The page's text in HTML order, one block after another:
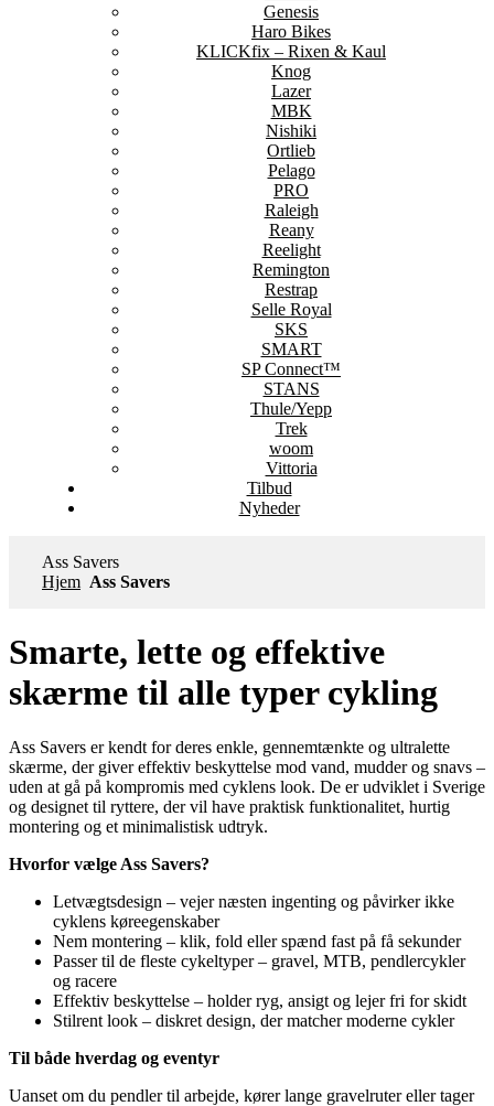
Genesis
Haro Bikes
KLICKfix – Rixen & Kaul
Knog
Lazer
MBK
Nishiki
Ortlieb
Pelago
PRO
Raleigh
Reany
Reelight
Remington
Restrap
Selle Royal
SKS
SMART
SP Connect™
STANS
Thule/Yepp
Trek
woom
Vittoria
Tilbud
Nyheder
Ass Savers
Hjem Ass Savers
Smarte, lette og effektive
skærme til alle typer cykling
Ass Savers er kendt for deres enkle, gennemtænkte og ultralette
skærme, der giver effektiv beskyttelse mod vand, mudder og snavs –
uden at gå på kompromis med cyklens look. De er udviklet i Sverige
og designet til ryttere, der vil have praktisk funktionalitet, hurtig
montering og et minimalistisk udtryk.
Hvorfor vælge Ass Savers?
Letvægtsdesign – vejer næsten ingenting og påvirker ikke
cyklens køreegenskaber
Nem montering – klik, fold eller spænd fast på få sekunder
Passer til de fleste cykeltyper – gravel, MTB, pendlercykler
og racere
Effektiv beskyttelse – holder ryg, ansigt og lejer fri for skidt
Stilrent look – diskret design, der matcher moderne cykler
Til både hverdag og eventyr
Uanset om du pendler til arbejde, kører lange gravelruter eller tager